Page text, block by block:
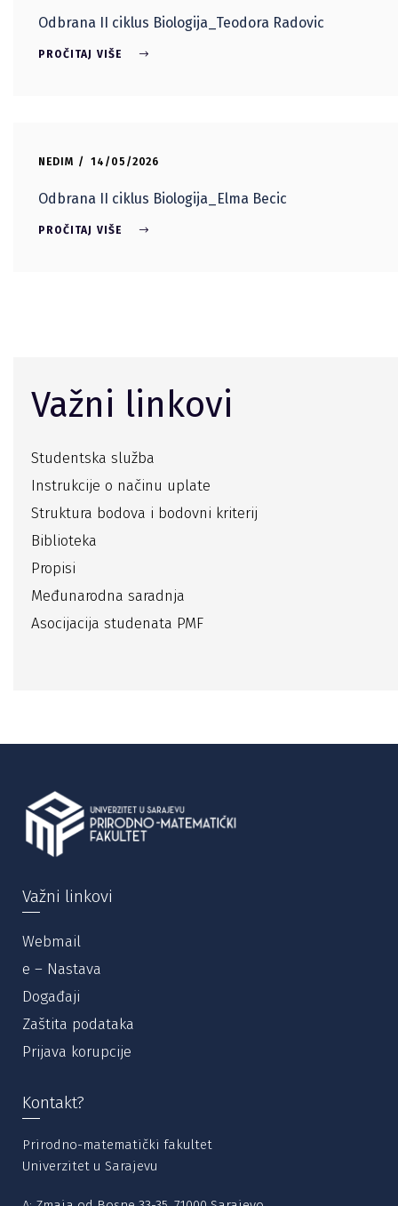
Odbrana II ciklus Biologija_Teodora Radovic
PROČITAJ VIŠE
NEDIM 14/05/2026
Odbrana II ciklus Biologija_Elma Becic
PROČITAJ VIŠE
Važni linkovi
Studentska služba
Instrukcije o načinu uplate
Struktura bodova i bodovni kriterij
Biblioteka
Propisi
Međunarodna saradnja
Asocijacija studenata PMF
Važni linkovi
Webmail
e – Nastava
Događaji
Zaštita podataka
Prijava korupcije
Kontakt?
Prirodno-matematički fakultet
Univerzitet u Sarajevu